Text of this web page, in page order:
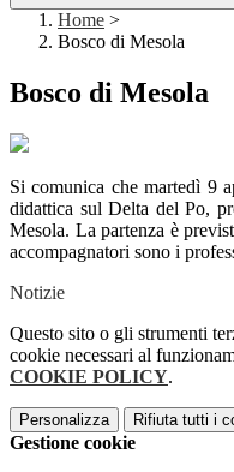
Home >
Bosco di Mesola
Bosco di Mesola
Si comunica che martedì 9
didattica sul Delta del Po,
Mesola. La partenza è
accompagnatori sono i
Notizie
Questo sito o gli strumenti
cookie necessari al
COOKIE POLICY.
Personalizza Rifiuta tutti i
Gestione cookie